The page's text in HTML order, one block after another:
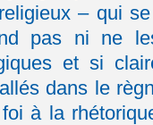
– qui
pas ni ne
et si
dans le
à la